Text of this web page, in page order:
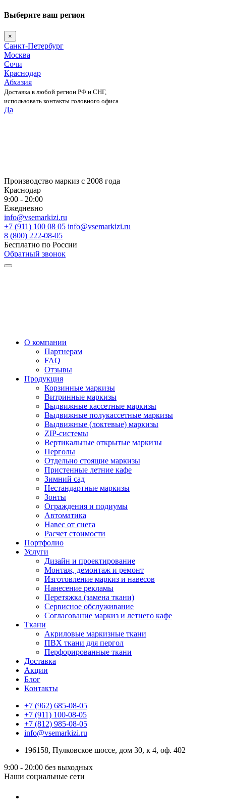
Выберите ваш регион
×
Санкт-Петербург
Москва
Сочи
Краснодар
Абхазия
Доставка в любой регион РФ и СНГ,
использовать контакты головного офиса
Да
Производство маркиз с 2008 года
Краснодар
9:00 - 20:00
Ежедневно
info@vsemarkizi.ru
+7 (911) 100 08 05 info@vsemarkizi.ru
8 (800) 222-08-05
Бесплатно по России
Обратный звонок
О компании
Партнерам
FAQ
Отзывы
Продукция
Корзинные маркизы
Витринные маркизы
Выдвижные кассетные маркизы
Выдвижные полукассетные маркизы
Выдвижные (локтевые) маркизы
ZIP-системы
Вертикальные открытые маркизы
Перголы
Отдельно стоящие маркизы
Пристенные летние кафе
Зимний сад
Нестандартные маркизы
Зонты
Ограждения и подиумы
Автоматика
Навес от снега
Расчет стоимости
Портфолио
Услуги
Дизайн и проектирование
Монтаж, демонтаж и ремонт
Изготовление маркиз и навесов
Нанесение рекламы
Перетяжка (замена ткани)
Сервисное обслуживание
Согласование маркиз и летнего кафе
Ткани
Акриловые маркизные ткани
ПВХ ткани для пергол
Перфорированные ткани
Доставка
Акции
Блог
Контакты
+7 (962) 685-08-05
+7 (911) 100-08-05
+7 (812) 985-08-05
info@vsemarkizi.ru
196158, Пулковское шоссе, дом 30, к 4, оф. 402
9:00 - 20:00 без выходных
Наши социальные сети